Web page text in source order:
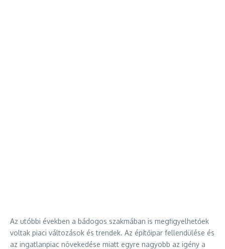
Az utóbbi években a bádogos szakmában is megfigyelhetőek
voltak piaci változások és trendek. Az építőipar fellendülése és
az ingatlanpiac növekedése miatt egyre nagyobb az igény a